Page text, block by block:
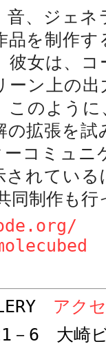
音、ジェ
品を制作
彼女は、
ーン上の
このよう
の拡張を
コミュニ
されている
同制作も行
アク
－ 6 大崎